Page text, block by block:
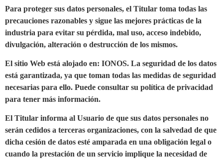
Para proteger sus datos personales, el Titular toma todas las
precauciones razonables y sigue las mejores prácticas de la
industria para evitar su pérdida, mal uso, acceso indebido,
divulgación, alteración o destrucción de los mismos.
El sitio Web está alojado en: IONOS. La seguridad de los datos
está garantizada, ya que toman todas las medidas de seguridad
necesarias para ello. Puede consultar su política de privacidad
para tener más información.
El Titular informa al Usuario de que sus datos personales no
serán cedidos a terceras organizaciones, con la salvedad de que
dicha cesión de datos esté amparada en una obligación legal o
cuando la prestación de un servicio implique la necesidad de